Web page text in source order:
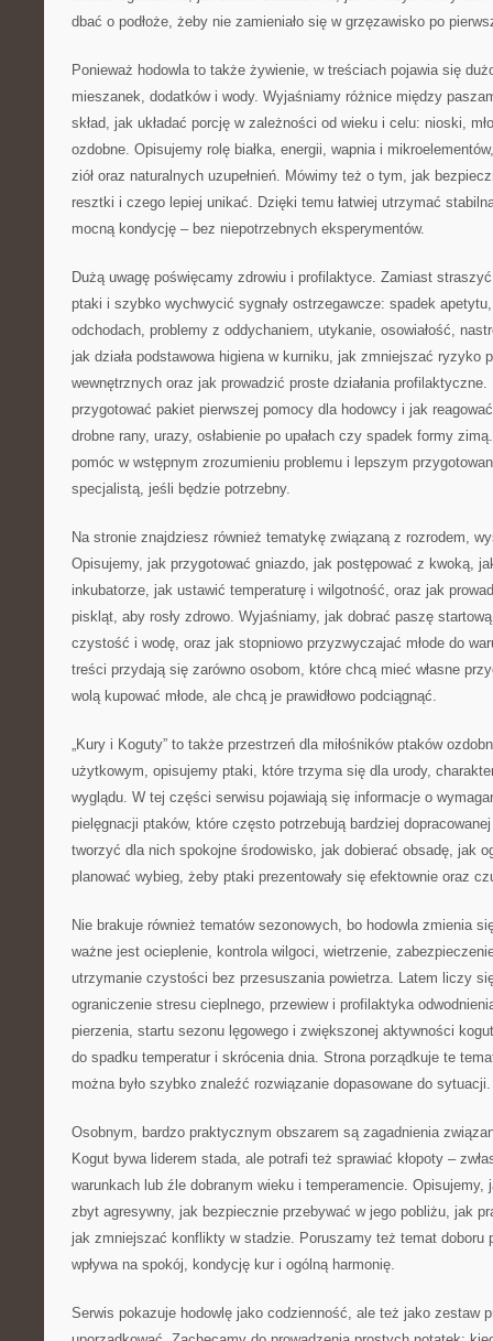
dbać o podłoże, żeby nie zamieniało się w grzęzawisko po
Ponieważ hodowla to także żywienie, w treściach pojawia się
mieszanek, dodatków i wody. Wyjaśniamy różnice między
skład, jak układać porcję w zależności od wieku i celu: nioski,
ozdobne. Opisujemy rolę białka, energii, wapnia i
ziół oraz naturalnych uzupełnień. Mówimy też o tym, jak
resztki i czego lepiej unikać. Dzięki temu łatwiej utrzymać
mocną kondycję – bez niepotrzebnych eksperymentów.
Dużą uwagę poświęcamy zdrowiu i profilaktyce. Zamiast
ptaki i szybko wychwycić sygnały ostrzegawcze: spadek
odchodach, problemy z oddychaniem, utykanie, osowiałość,
jak działa podstawowa higiena w kurniku, jak zmniejszać ryzyko
wewnętrznych oraz jak prowadzić proste działania
przygotować pakiet pierwszej pomocy dla hodowcy i jak
drobne rany, urazy, osłabienie po upałach czy spadek formy
pomóc w wstępnym zrozumieniu problemu i lepszym
specjalistą, jeśli będzie potrzebny.
Na stronie znajdziesz również tematykę związaną z rozrodem,
Opisujemy, jak przygotować gniazdo, jak postępować z kwoką,
inkubatorze, jak ustawić temperaturę i wilgotność, oraz jak
piskląt, aby rosły zdrowo. Wyjaśniamy, jak dobrać paszę
czystość i wodę, oraz jak stopniowo przyzwyczajać młode do
treści przydają się zarówno osobom, które chcą mieć własne
wolą kupować młode, ale chcą je prawidłowo podciągnąć.
„Kury i Koguty” to także przestrzeń dla miłośników ptaków
użytkowym, opisujemy ptaki, które trzyma się dla urody,
wyglądu. W tej części serwisu pojawiają się informacje o
pielęgnacji ptaków, które często potrzebują bardziej
tworzyć dla nich spokojne środowisko, jak dobierać obsadę, jak
planować wybieg, żeby ptaki prezentowały się efektownie oraz
Nie brakuje również tematów sezonowych, bo hodowla zmienia
ważne jest ocieplenie, kontrola wilgoci, wietrzenie,
utrzymanie czystości bez przesuszania powietrza. Latem liczy
ograniczenie stresu cieplnego, przewiew i profilaktyka
pierzenia, startu sezonu lęgowego i zwiększonej aktywności
do spadku temperatur i skrócenia dnia. Strona porządkuje te
można było szybko znaleźć rozwiązanie dopasowane do sytuacji.
Osobnym, bardzo praktycznym obszarem są zagadnienia
Kogut bywa liderem stada, ale potrafi też sprawiać kłopoty –
warunkach lub źle dobranym wieku i temperamencie.
zbyt agresywny, jak bezpiecznie przebywać w jego pobliżu, jak
jak zmniejszać konflikty w stadzie. Poruszamy też temat doboru
wpływa na spokój, kondycję kur i ogólną harmonię.
Serwis pokazuje hodowlę jako codzienność, ale też jako zestaw